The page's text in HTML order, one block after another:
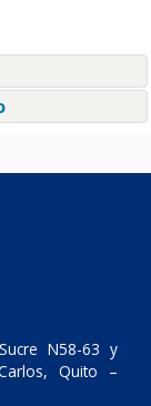
N58-63 y
Quito –